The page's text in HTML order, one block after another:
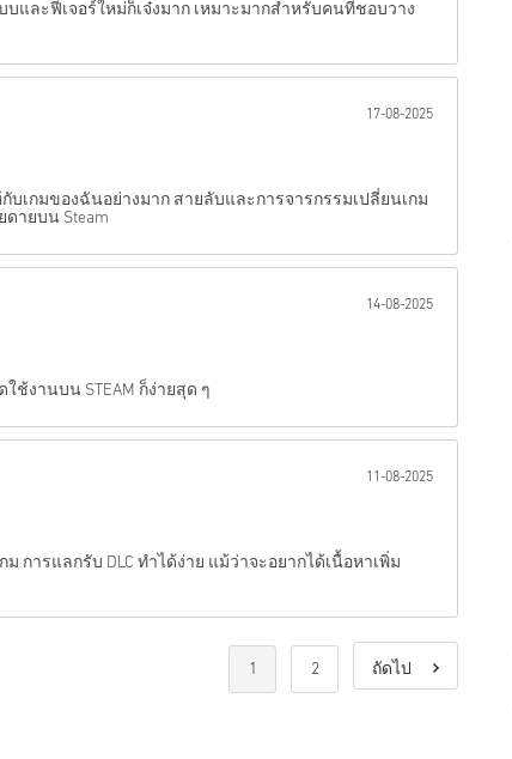
และฟีเจอร์ใหม่ก็เจ๋งมาก เหมาะมากสำหรับคนที่ชอบวาง
17-08-2025
กับเกมของฉันอย่างมาก สายลับและการจารกรรมเปลี่ยนเกม
ดายบน Steam
14-08-2025
ช้งานบน STEAM ก็ง่ายสุด ๆ
11-08-2025
การแลกรับ DLC ทำได้ง่าย แม้ว่าจะอยากได้เนื้อหาเพิ่ม
1 2 ถัดไป